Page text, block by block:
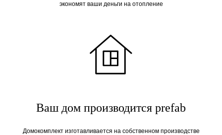
экономят ваши деньги на отопление
Ваш дом производится prefab
Домокомплект изготавливается на собственном производстве